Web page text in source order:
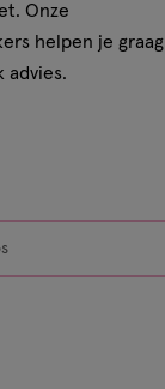
Onze
helpen je graag
advies.